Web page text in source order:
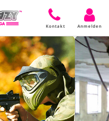
Kontakt Anmelden